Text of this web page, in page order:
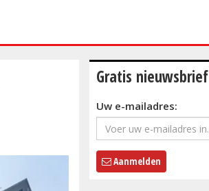
Gratis nieuwsbrief
Uw e-mailadres:
Aanmelden